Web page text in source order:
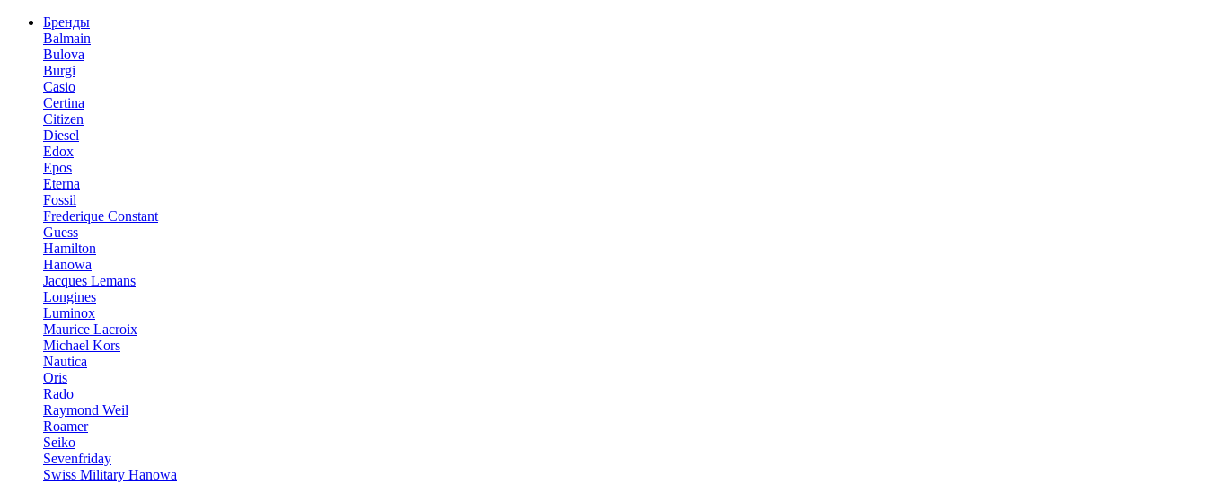
Бренды
Balmain
Bulova
Burgi
Casio
Certina
Citizen
Diesel
Edox
Epos
Eterna
Fossil
Frederique Constant
Guess
Hamilton
Hanowa
Jacques Lemans
Longines
Luminox
Maurice Lacroix
Michael Kors
Nautica
Oris
Rado
Raymond Weil
Roamer
Seiko
Sevenfriday
Swiss Military Hanowa